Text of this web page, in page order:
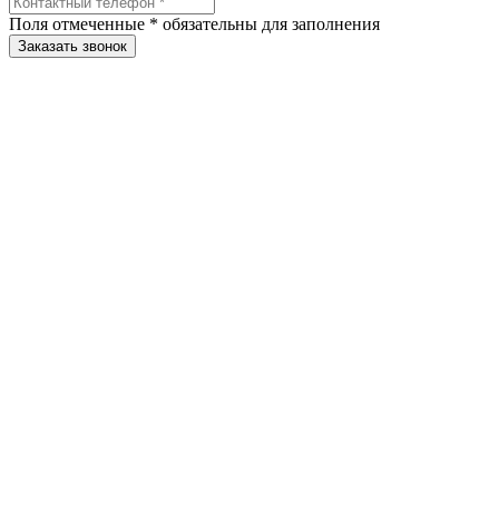
Поля отмеченные * обязательны для заполнения